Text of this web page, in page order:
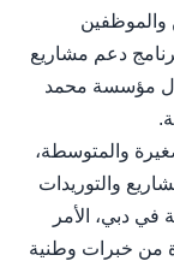
والموظفين
دعم مشاريع
مؤسسة محمد
والمتوسطة،
والتوريدات
في دبي، الأمر
من خبرات وطنية